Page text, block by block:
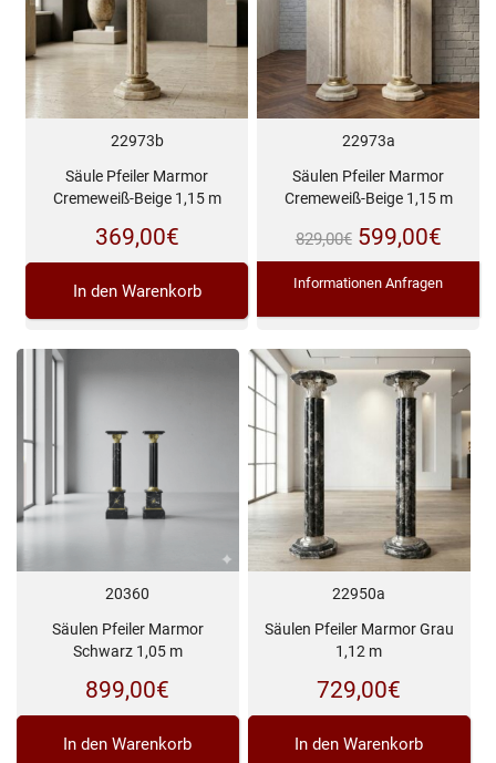
22973b
Säule Pfeiler Marmor
Cremeweiß-Beige 1,15 m
369,00€
In den Warenkorb
22973a
Säulen Pfeiler Marmor
Cremeweiß-Beige 1,15 m
829,00€
Preis
599,00€
Preis
Informationen Anfragen
20360
Säulen Pfeiler Marmor
Schwarz 1,05 m
899,00€
In den Warenkorb
22950a
Säulen Pfeiler Marmor Grau
1,12 m
729,00€
In den Warenkorb